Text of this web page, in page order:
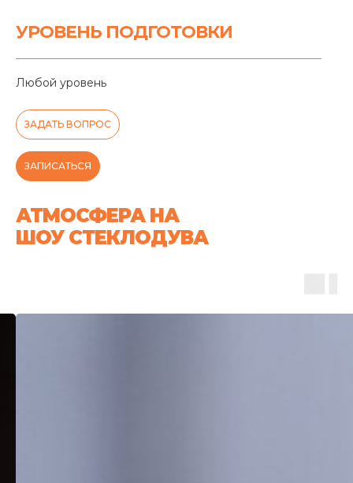
УРОВЕНЬ ПОДГОТОВКИ
Любой уровень
ЗАДАТЬ ВОПРОС
ЗАПИСАТЬСЯ
АТМОСФЕРА НА
ШОУ СТЕКЛОДУВА